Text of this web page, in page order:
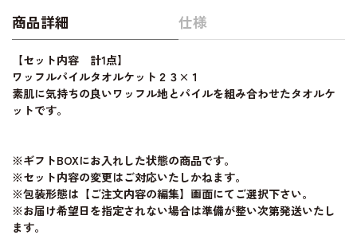
商品詳細 仕様
【セット内容 計1点】
ワッフルパイルタオルケット２３×１
素肌に気持ちの良いワッフル地とパイルを組み合わせたタオルケ
ットです。
※ギフトBOXにお入れした状態の商品です。
※セット内容の変更はご対応いたしかねます。
※包装形態は【ご注文内容の編集】画面にてご選択下さい。
※お届け希望日を指定されない場合は準備が整い次第発送いたし
ます。